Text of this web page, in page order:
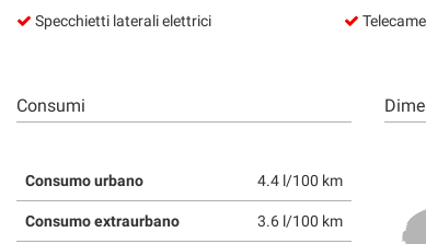
Specchietti laterali elettrici
Consumi
Consumo urbano 4.4 l/100 km
Consumo extraurbano 3.6 l/100 km